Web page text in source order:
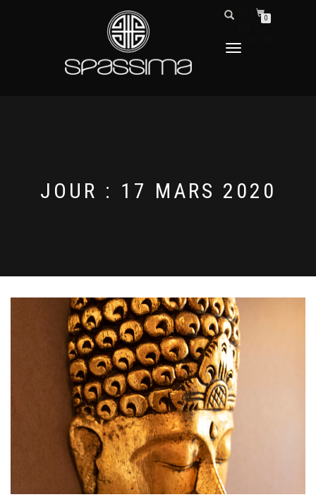
DÉPLIER
DÉTAILS
0
JOUR : 17 MARS 2020